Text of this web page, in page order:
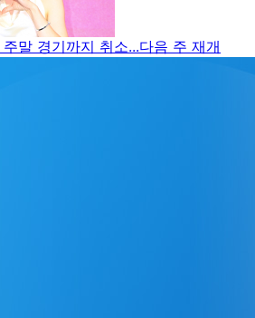
말 경기까지 취소...다음 주 재개